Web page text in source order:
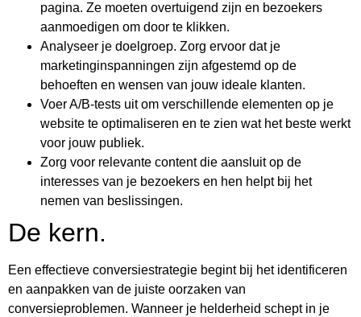
pagina. Ze moeten overtuigend zijn en bezoekers
aanmoedigen om door te klikken.
Analyseer je doelgroep. Zorg ervoor dat je
marketinginspanningen zijn afgestemd op de
behoeften en wensen van jouw ideale klanten.
Voer A/B-tests uit om verschillende elementen op je
website te optimaliseren en te zien wat het beste werkt
voor jouw publiek.
Zorg voor relevante content die aansluit op de
interesses van je bezoekers en hen helpt bij het
nemen van beslissingen.
De kern.
Een effectieve conversiestrategie begint bij het identificeren
en aanpakken van de juiste oorzaken van
conversieproblemen. Wanneer je helderheid schept in je